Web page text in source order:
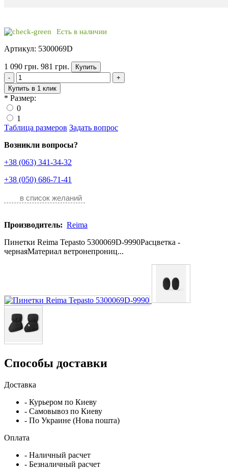
Есть в наличии
Артикул: 5300069D
1 090 грн. 981 грн.
Купить
-
+
Купить в 1 клик
* Размер:
0
1
Таблица размеров Задать вопрос
Возникли вопросы?
+38 (063) 341-34-32
+38 (050) 686-71-41
в список желаний
Производитель: Reima
Пинетки Reima Tepasto 5300069D-9990Расцветка -
чернаяМатериал ветронепрониц...
Способы доставки
Доставка
- Курьером по Киеву
- Самовывоз по Киеву
- По Украине (Нова пошта)
Оплата
- Наличный расчет
- Безналичный расчет